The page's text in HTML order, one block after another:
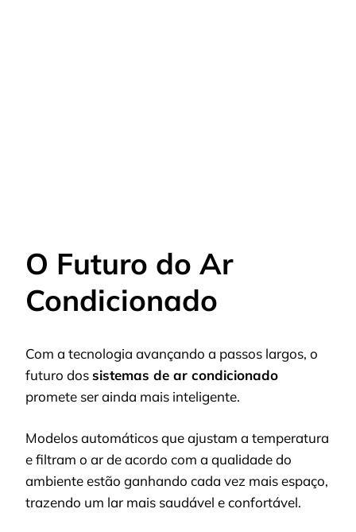
O Futuro do Ar
Condicionado
Com a tecnologia avançando a passos largos, o
futuro dossistemas de ar condicionado
promete ser ainda mais inteligente.
Modelos automáticos que ajustam a temperatura
e filtram o ar de acordo com a qualidade do
ambiente estão ganhando cada vez mais espaço,
trazendo um lar mais saudável e confortável.